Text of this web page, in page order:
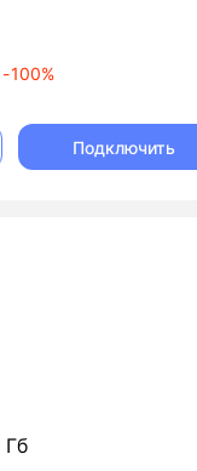
-100%
Подключить
Гб